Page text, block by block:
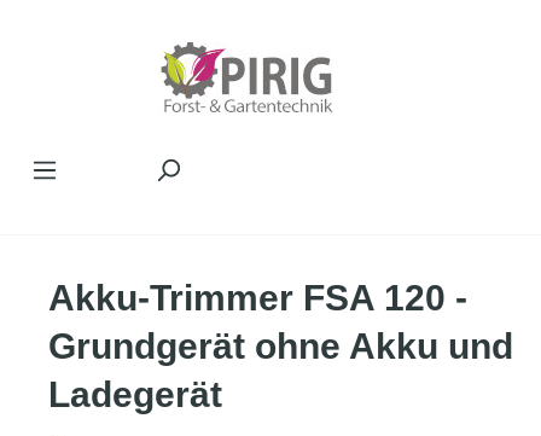
Akku-Trimmer FSA 120 -
Grundgerät ohne Akku und
Ladegerät